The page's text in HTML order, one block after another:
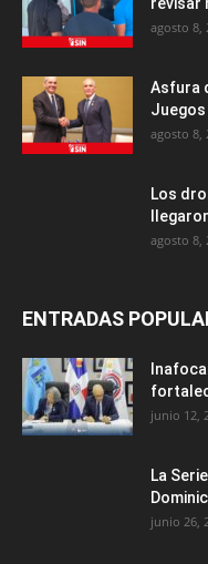
agosto 8,
Asfura
Juegos
agosto 8,
Los
agosto 8,
ENTRADAS
junio 12,
La
junio 26,